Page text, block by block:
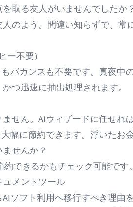
取る友人がいませんでしたか
のよう。間違い知らずで、常
ー不要）
バカンスも不要です。真夜中
つ迅速に抽出処理されます。
せん。AIウィザードに任せれ
幅に節約できます。浮いたお
せんか？
約できるかもチェック可能です。
ュメントツール
ソフト利用へ移行すべき理由